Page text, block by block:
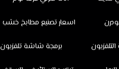
اسعار تصنيع مطابخ خشب
برمجة شاشة تلفزيون